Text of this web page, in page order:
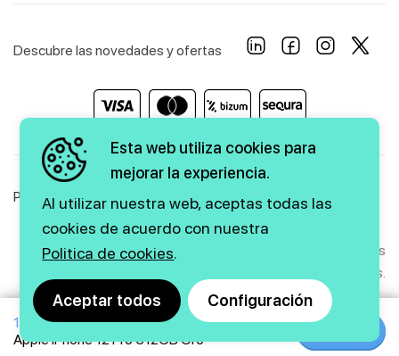
1479€
1637€
Apple iPhone 12 Pro 512GB Oro
Descubre las novedades y ofertas
Política de Privacidad Política de Cookies Aviso Legal
Copyright © 2026 firstmarkt. Todos los derechos
reservados.
Agencia SEOy diseño web GMEDIA
Esta web utiliza cookies para
mejorar la experiencia.
Al utilizar nuestra web, aceptas todas las
cookies de acuerdo con nuestra
Politica de cookies.
Aceptar todos Configuración